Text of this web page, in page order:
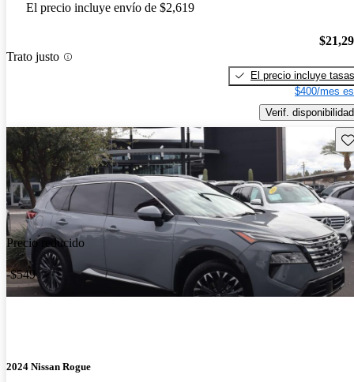
El precio incluye envío de $2,619
Trato justo
El precio incluye tasas
$400/mes
Verif. disponibilidad
Precio reducido
-$549
2024 Nissan Rogue